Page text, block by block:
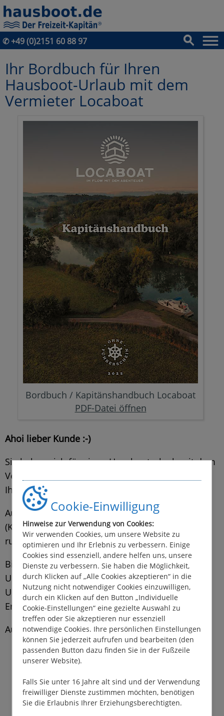
Cookie-Einwilligung
Hinweise zur Verwendung von Cookies:
Wir verwenden Cookies, um unsere Website zu
optimieren und Ihr Erlebnis zu verbessern. Einige
Cookies sind essenziell, andere helfen uns, unsere
Dienste zu verbessern. Sie haben die Möglichkeit,
durch Klicken auf „Alle Cookies akzeptieren“ in die
Nutzung nicht notwendiger Cookies einzuwilligen,
durch ein Klicken auf den Button „Individuelle
Cookie-Einstellungen“ eine gezielte Auswahl zu
treffen oder Sie akzeptieren nur essenziell
notwendige Cookies. Ihre persönlichen Einstellungen
können Sie jederzeit aufrufen und bearbeiten (den
passenden Button dazu finden Sie in der Fußzeile
unserer Website).
Falls Sie unter 16 Jahre alt sind und der Verwendung
freiwilliger Dienste zustimmen möchten, benötigen
Sie die Erlaubnis Ihrer Erziehungsberechtigten.
✆ +49 (0)2151 60 88 97
Ihr Bordbuch für Ihren
Hausboot-Urlaub mit dem
Vermieter Locaboat
Bordbuch / Kapitänshandbuch Locaboat
PDF-Datei öffnen
Ahoi lieber Kunde :-)
Sie haben sich für einen Hausbooturlaub mit dem
Vermieter Locaboat entschieden. Vielen Dank für
Ihre Buchung.
Auf dieser Seite finden Sie das Bordbuch
(Kapitänshandbuch) mit vielen nützlichen Tipps
rund um Ihren Bootsurlaub zumDownload.
Bitte lesen Sie dieses Bordbuch vor Ihrem
Urlaubsbeginn aufmerksam durch, damit Ihr
Urlaub auf dem Wasser ein rundum gelungenes
Erlebnis wird.
Aus dem Inhalt:
Sicherheit an Bord
Abfahrt / Ankunft
Richtig navigieren und manövrieren
Schleusen
Regionale Navigationshinweise